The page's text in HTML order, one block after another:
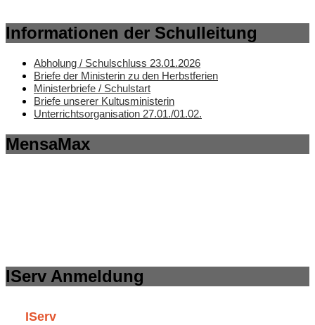
Informationen der Schulleitung
Abholung / Schulschluss 23.01.2026
Briefe der Ministerin zu den Herbstferien
Ministerbriefe / Schulstart
Briefe unserer Kultusministerin
Unterrichtsorganisation 27.01./01.02.
MensaMax
IServ Anmeldung
IServ